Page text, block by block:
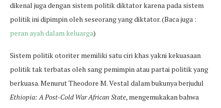
dikenal juga dengan sistem politik diktator karena pada sistem
politik ini dipimpin oleh seseorang yang diktator. (Baca juga :
peran ayah dalam keluarga)
Sistem politik otoriter memiliki satu ciri khas yakni kekuasaan
politik tak terbatas oleh sang pemimpin atau partai politik yang
berkuasa. Menurut Theodore M. Vestal dalam bukunya berjudul
Ethiopia: A Post-Cold War African State, mengemukakan bahwa